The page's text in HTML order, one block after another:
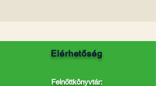
Elérhetőség
Felnőttkönyvtár: